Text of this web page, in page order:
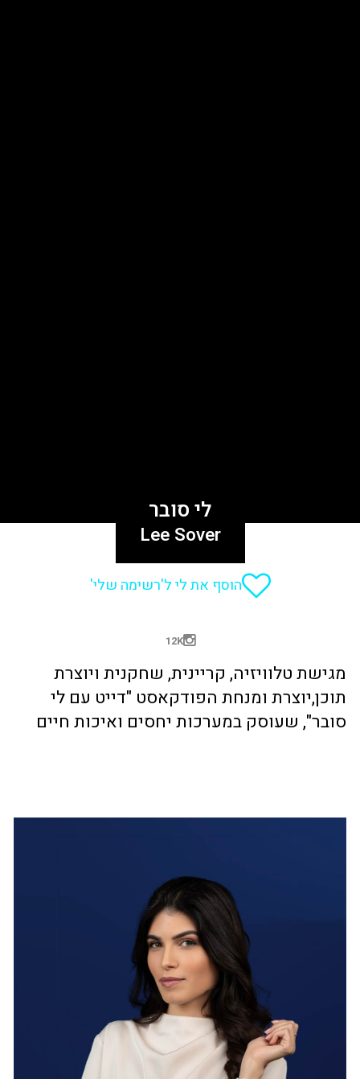
לי סובר
Lee Sover
הוסף את לי ל'רשימה שלי'
12K
מגישת טלוויזיה, קריינית, שחקנית ויוצרת
תוכן,יוצרת ומנחת הפודקאסט "דייט עם לי
סובר", שעוסק במערכות יחסים ואיכות חיים